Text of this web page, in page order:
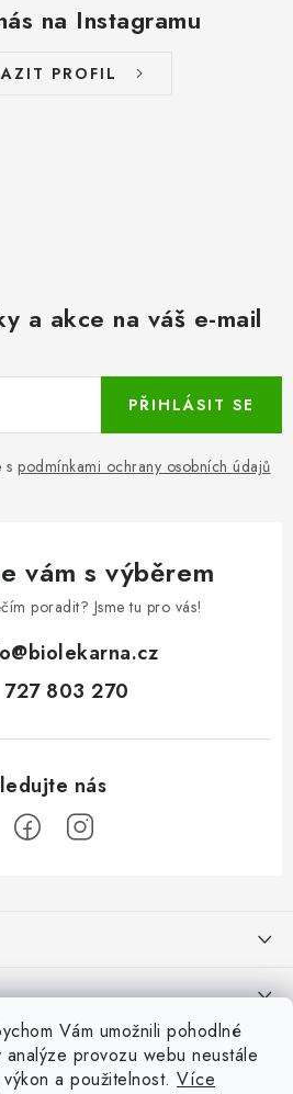
Vám umožnili pohodlné
provozu webu neustále
a použitelnost. Více
na Instagramu
PROFIL
a akce na váš e-mail
s podmínkami ochrany osobních údajů
PŘIHLÁSIT SE
vám s výběrem
poradit? Jsme tu pro vás!
@biolekarna.cz
727 803 270
klinické studie?
Klaudysová